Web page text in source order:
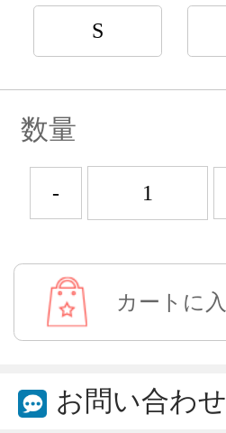
S
数量
-
お問い合わせ